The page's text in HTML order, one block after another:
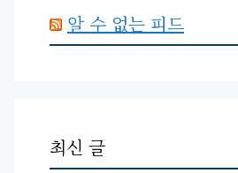
알 수 없는 피드
최신 글